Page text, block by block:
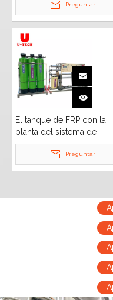
máquina que capsula del
llenado de la bebida del
nido de pájaro
Preguntar
El tanque de FRP con la
planta del sistema de
tratamiento de agua
de la primavera mineral
del RO
Preguntar